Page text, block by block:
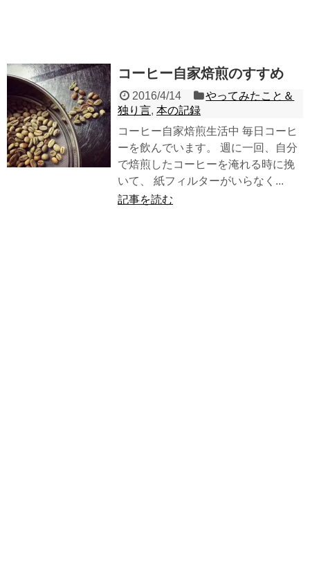
コーヒー自家焙煎のすすめ
2016/4/14
やってみたこと＆
独り言, 本の記録
コーヒー自家焙煎生活中 毎日コーヒ
ーを飲んでいます。 週に一回、自分
で焙煎したコーヒーを淹れる時に挽
いて、 紙フィルターがいらなく...
記事を読む